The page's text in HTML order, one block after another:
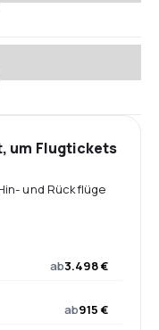
um Flugtickets
und Rückflüge
ab3.498 €
ab915 €